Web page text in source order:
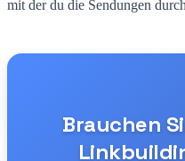
mit der du die Sendungen
Brauchen